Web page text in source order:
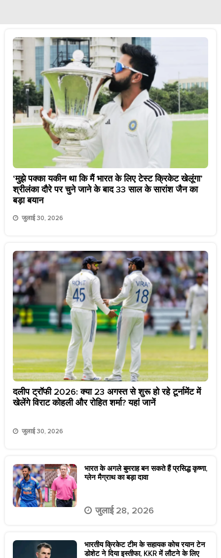
‘मुझे पक्का यकीन था कि मैं भारत के लिए टेस्ट क्रिकेट खेलूंगा’
श्रीलंका दौरे पर चुने जाने के बाद 33 साल के सारांश जैन का
बड़ा बयान
जुलाई 30, 2026
दलीप ट्रॉफी 2026: क्या 23 अगस्त से शुरू हो रहे टूर्नामेंट में
खेलेंगे विराट कोहली और रोहित शर्मा? यहां जानें
जुलाई 30, 2026
भारत के अगले बुमराह बन सकते हैं प्रसिद्ध कृष्णा,
ग्लेन मैग्राथ का बड़ा दावा
जुलाई 28, 2026
भारतीय क्रिकेट टीम के सहायक कोच रयान टेन
डोशेट ने दिया इस्तीफा, KKR में लौटने के लिए